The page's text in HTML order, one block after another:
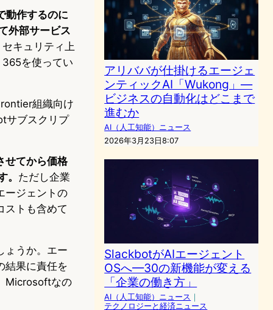
動作するのに
外部サービス
キュリティ上
を使ってい
組織向け
サブスクリプ
せてから価格
ただし企業
ージェントの
ストも含めて
ょうか。エー
結果に責任を
Microsoftなの
アリババが仕掛けるエージェ
ンティックAI「Wukong」―
ビジネスの自動化はどこまで
進むか
AI（人工知能）ニュース
2026年3月23日8:07
SlackbotがAIエージェント
OSへ—30の新機能が変える
「企業の働き方」
AI（人工知能）ニュース ｜
テクノロジーと経済ニュース